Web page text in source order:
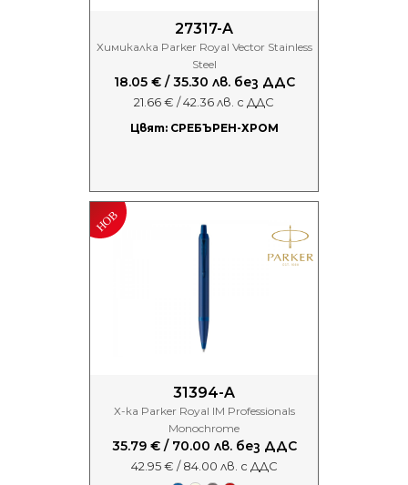
27317-A
Химикалка Parker Royal Vector Stainless
Steel
18.05 € / 35.30 лв. без ДДС
21.66 € / 42.36 лв. с ДДС
Цвят: СРЕБЪРЕН-ХРОМ
31394-A
Х-ка Parker Royal IM Professionals
Monochrome
35.79 € / 70.00 лв. без ДДС
42.95 € / 84.00 лв. с ДДС